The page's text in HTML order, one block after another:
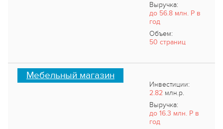
Выручка:
до 56.8 млн. Р в
год
Объем:
50 страниц
Мебельный магазин
Инвестиции:
2.82млн.р.
Выручка:
до 16.3 млн. Р в
год